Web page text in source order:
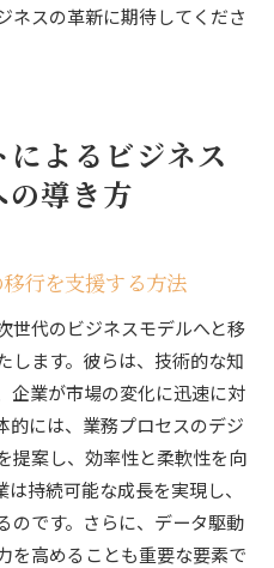
ネスの革新に期待してくださ
よるビジネス
導き方
行を支援する方法
世代のビジネスモデルへと移
します。彼らは、技術的な知
企業が市場の変化に迅速に対
的には、業務プロセスのデジ
提案し、効率性と柔軟性を向
持続可能な成長を実現し、
のです。さらに、データ駆動
を高めることも重要な要素で